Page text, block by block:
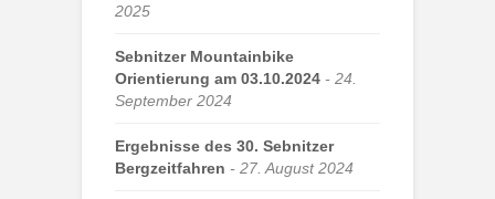
2025
Sebnitzer Mountainbike
Orientierung am 03.10.2024
24.
September 2024
Ergebnisse des 30. Sebnitzer
Bergzeitfahren
27. August 2024